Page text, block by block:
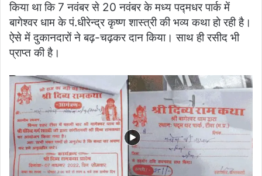
किया था कि 7 नवंबर से 20 नवंबर के मध्य पद्मधर पार्क में
बागेश्वर धाम के पं.धीरेन्द्र कृष्ण शास्त्री की भव्य कथा हो रही है।
ऐसे में दुकानदारों ने बढ़-चढ़कर दान किया। साथ ही रसीद भी
प्राप्त की है।